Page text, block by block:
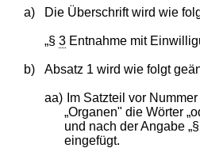
a) Die Überschrift wird wie
„§ 3Entnahme mit
b) Absatz 1 wird wie folgt
aa)
Im Satzteil vor
„Organen" die Wörter
und nach der Angabe
eingefügt.